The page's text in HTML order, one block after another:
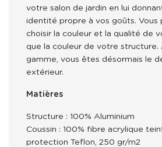
votre salon de jardin en lui
identité propre à vos goûts. Vous
choisir la couleur et la qualité de
que la couleur de votre
gamme, vous êtes désormais le
extérieur.
Matières
Structure : 100% Aluminium
Coussin : 100% fibre acrylique
protection Teflon, 250 gr/m2